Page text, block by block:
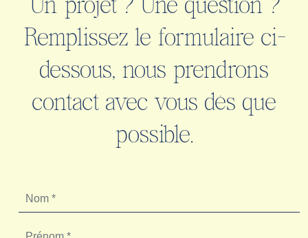
Un projet ? Une question ?
Remplissez le formulaire ci-
dessous, nous prendrons
contact avec vous dès que
possible.